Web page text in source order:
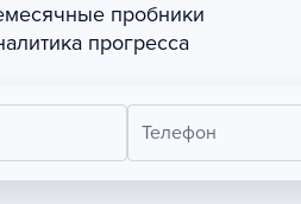
пробники
прогресса
Телефон